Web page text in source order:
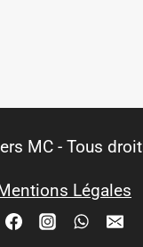
MC - Tous
Légales